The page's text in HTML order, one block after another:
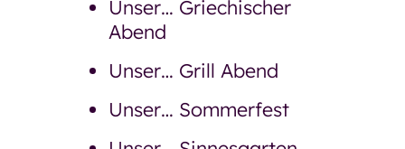
Unser… Griechischer
Abend
Unser… Grill Abend
Unser… Sommerfest